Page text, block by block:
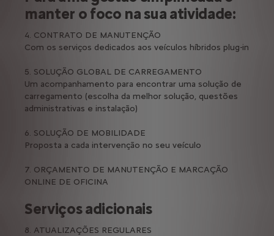
manter o foco na sua atividade:
4. CONTRATO DE MANUTENÇÃO
Com os serviços dedicados aos veículos híbridos plug-in
5. SOLUÇÃO GLOBAL DE CARREGAMENTO
Um acompanhamento para encontrar uma solução de
carregamento (escolha da melhor solução, questões
administrativas e instalação)
6. SOLUÇÃO DE MOBILIDADE
Proposta a cada intervenção no seu veículo
7. ORÇAMENTO DE MANUTENÇÃO E MARCAÇÃO
ONLINE DE OFICINA
Serviços adicionais
8. ATUALIZAÇÕES REGULARES